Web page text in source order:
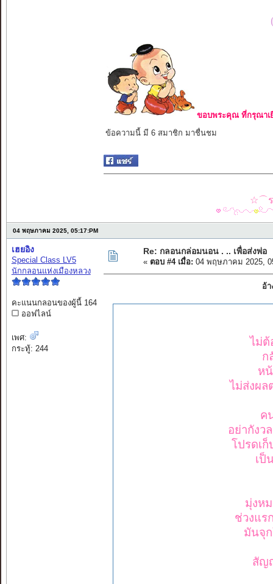
ขอบพระคุณ ที่กรุณาเ
ข้อความนี้ มี 6 สมาชิก มาชื่นชม
☆⌒ร
04 พฤษภาคม 2025, 05:17:PM
เฮยอิง
Special Class LV5
นักกลอนแห่งเมืองหลวง
คะแนนกลอนของผู้นี้ 164
ออฟไลน์
เพศ:
กระทู้: 244
Re: กลอนกล่อมนอน . .. เพื่อส่งพ่อ
« ตอบ #4 เมื่อ: 04 พฤษภาคม 2025,
อ้
ไม่ต้
ก
ห
ไม่ส่งผล
ค
อย่ากังว
โปรดเ
เป็
มุ่งห
ช่วงแร
มันจุ
สัญ